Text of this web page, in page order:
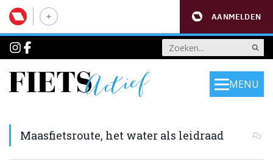
AANMELDEN
MENU
Maasfietsroute, het water als leidraad